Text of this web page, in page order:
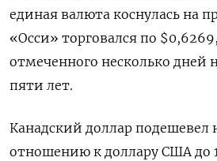
единая валюта коснулась на
«Осси» торговался по
отмеченного несколько
пяти лет.
Канадский доллар подешевел
отношению к доллару США до